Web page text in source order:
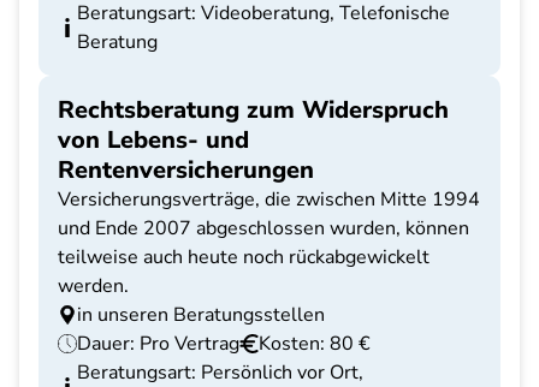
Beratungsart: Videoberatung, Telefonische
Beratung
Rechtsberatung zum Widerspruch
von Lebens- und
Rentenversicherungen
Versicherungsverträge, die zwischen Mitte 1994
und Ende 2007 abgeschlossen wurden, können
teilweise auch heute noch rückabgewickelt
werden.
in unseren Beratungsstellen
Dauer: Pro Vertrag
Kosten: 80 €
Beratungsart: Persönlich vor Ort,